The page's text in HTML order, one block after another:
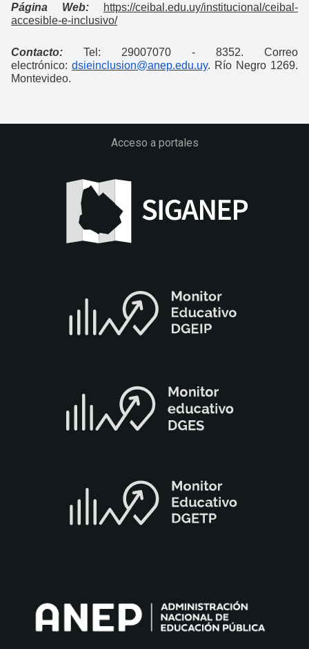
Página Web:
https://ceibal.edu.uy/institucional/ceibal-
accesible-e-inclusivo/
Contacto: Tel: 29007070 - 8352. Correo
electrónico: dsieinclusion@anep.edu.uy. Río Negro 1269.
Montevideo.
Acceso a portales